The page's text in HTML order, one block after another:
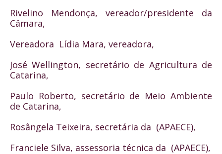
Rivelino Mendonça, vereador/presidente da
Câmara,
Vereadora  Lídia Mara, vereadora,
José Wellington, secretário de Agricultura de
Catarina,
Paulo Roberto, secretário de Meio Ambiente
de Catarina,
Rosângela Teixeira, secretária da  (APAECE),
Franciele Silva, assessoria técnica da  (APAECE),